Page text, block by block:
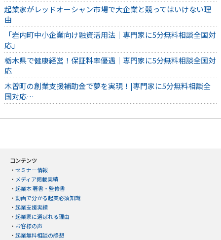
起業家がレッドオーシャン市場で大企業と競ってはいけない理
由
「岩内町中小企業向け融資活用法｜専門家に5分無料相談全国対
応」
栃木県で健康経営！保証料率優遇｜専門家に5分無料相談全国対
応
木曽町の創業支援補助金で夢を実現！|専門家に5分無料相談全
国対応…
コンテンツ
・ セミナー情報
・ メディア掲載実績
・ 起業本 著書・監修書
・ 動画で分かる起業必須知識
・ 起業支援実績
・ 起業家に選ばれる理由
・ お客様の声
・ 起業無料相談の感想